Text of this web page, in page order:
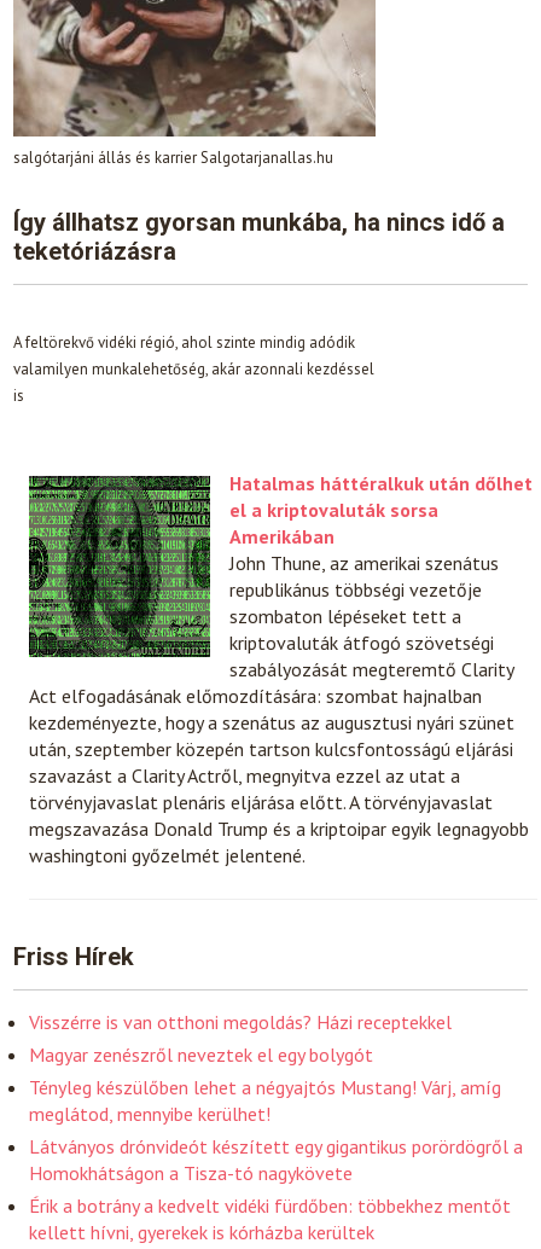
salgótarjáni állás és karrier Salgotarjanallas.hu
Így állhatsz gyorsan munkába, ha nincs idő a
teketóriázásra
A feltörekvő vidéki régió, ahol szinte mindig adódik
valamilyen munkalehetőség, akár azonnali kezdéssel
is
Hatalmas háttéralkuk után dőlhet
el a kriptovaluták sorsa
Amerikában
John Thune, az amerikai szenátus
republikánus többségi vezetője
szombaton lépéseket tett a
kriptovaluták átfogó szövetségi
szabályozását megteremtő Clarity
Act elfogadásának előmozdítására: szombat hajnalban
kezdeményezte, hogy a szenátus az augusztusi nyári szünet
után, szeptember közepén tartson kulcsfontosságú eljárási
szavazást a Clarity Actről, megnyitva ezzel az utat a
törvényjavaslat plenáris eljárása előtt. A törvényjavaslat
megszavazása Donald Trump és a kriptoipar egyik legnagyobb
washingtoni győzelmét jelentené.
Friss Hírek
Visszérre is van otthoni megoldás? Házi receptekkel
Magyar zenészről neveztek el egy bolygót
Tényleg készülőben lehet a négyajtós Mustang! Várj, amíg
meglátod, mennyibe kerülhet!
Látványos drónvideót készített egy gigantikus porördögről a
Homokhátságon a Tisza-tó nagykövete
Érik a botrány a kedvelt vidéki fürdőben: többekhez mentőt
kellett hívni, gyerekek is kórházba kerültek